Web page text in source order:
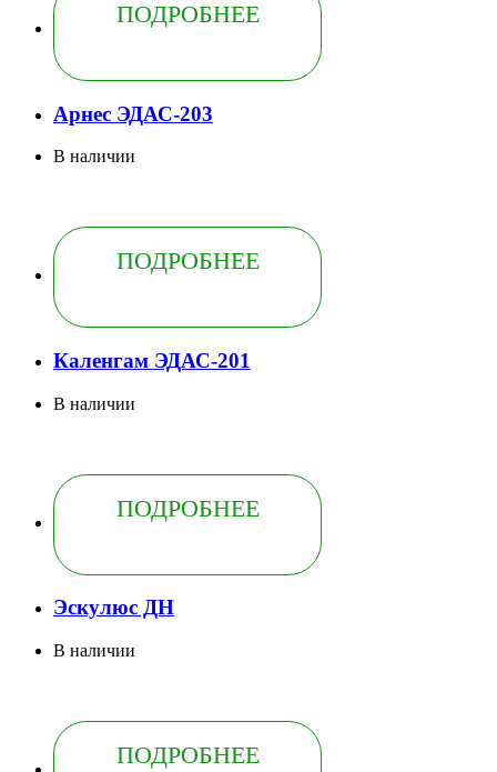
ПОДРОБНЕЕ
Арнес ЭДАС-203
В наличии
ПОДРОБНЕЕ
Каленгам ЭДАС-201
В наличии
ПОДРОБНЕЕ
Эскулюс ДН
В наличии
ПОДРОБНЕЕ